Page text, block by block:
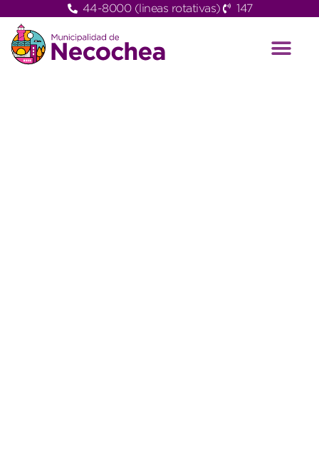
44-8000 (lineas rotativas) 147